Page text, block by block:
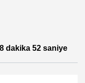
dakika 52 saniye